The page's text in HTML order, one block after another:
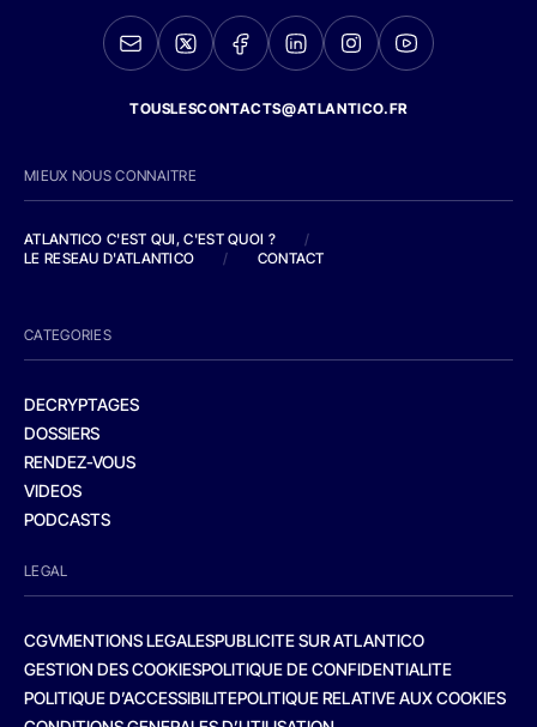
TOUSLESCONTACTS@ATLANTICO.FR
MIEUX NOUS CONNAITRE
ATLANTICO C'EST QUI, C'EST QUOI ?
/
LE RESEAU D'ATLANTICO
/ CONTACT
CATEGORIES
DECRYPTAGES
DOSSIERS
RENDEZ-VOUS
VIDEOS
PODCASTS
LEGAL
CGVMENTIONS LEGALESPUBLICITE SUR ATLANTICO
GESTION DES COOKIESPOLITIQUE DE CONFIDENTIALITE
POLITIQUE D’ACCESSIBILITEPOLITIQUE RELATIVE AUX COOKIES